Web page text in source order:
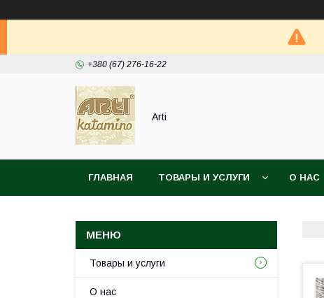
+380 (67) 276-16-22
Arti
ГЛАВНАЯ ТОВАРЫ И УСЛУГИ О НАС
Товары и услуги
О нас